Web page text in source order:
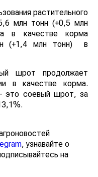
растительного
млн тонн (+0,5 млн
в качестве корма
(+1,4 млн тонн) в
шрот продолжает
в качестве корма.
это соевый шрот, за
, узнавайте о
на